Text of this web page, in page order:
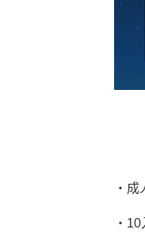
‧成
‧ 10